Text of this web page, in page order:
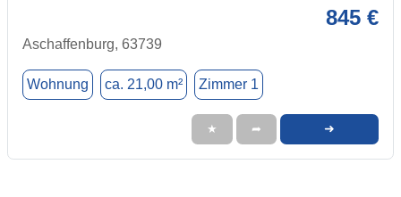
845 €
Aschaffenburg, 63739
Wohnung ca. 21,00 m² Zimmer 1
★ ➦ ➜